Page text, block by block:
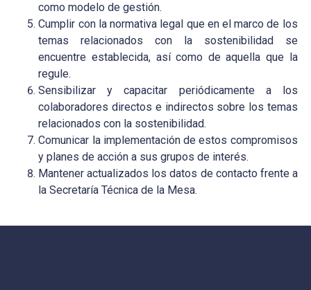
como modelo de gestión.
Cumplir con la normativa legal que en el marco de los
temas relacionados con la sostenibilidad se
encuentre establecida, así como de aquella que la
regule.
Sensibilizar y capacitar periódicamente a los
colaboradores directos e indirectos sobre los temas
relacionados con la sostenibilidad.
Comunicar la implementación de estos compromisos
y planes de acción a sus grupos de interés.
Mantener actualizados los datos de contacto frente a
la Secretaría Técnica de la Mesa.